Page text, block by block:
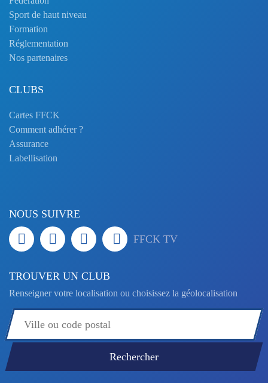
Sport de haut niveau
Formation
Réglementation
Nos partenaires
CLUBS
Cartes FFCK
Comment adhérer ?
Assurance
Labellisation
NOUS SUIVRE
FFCK TV
TROUVER UN CLUB
Renseigner votre localisation ou choisissez la géolocalisation